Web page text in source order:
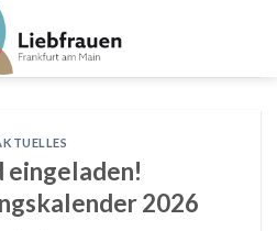
eingeladen!
2026